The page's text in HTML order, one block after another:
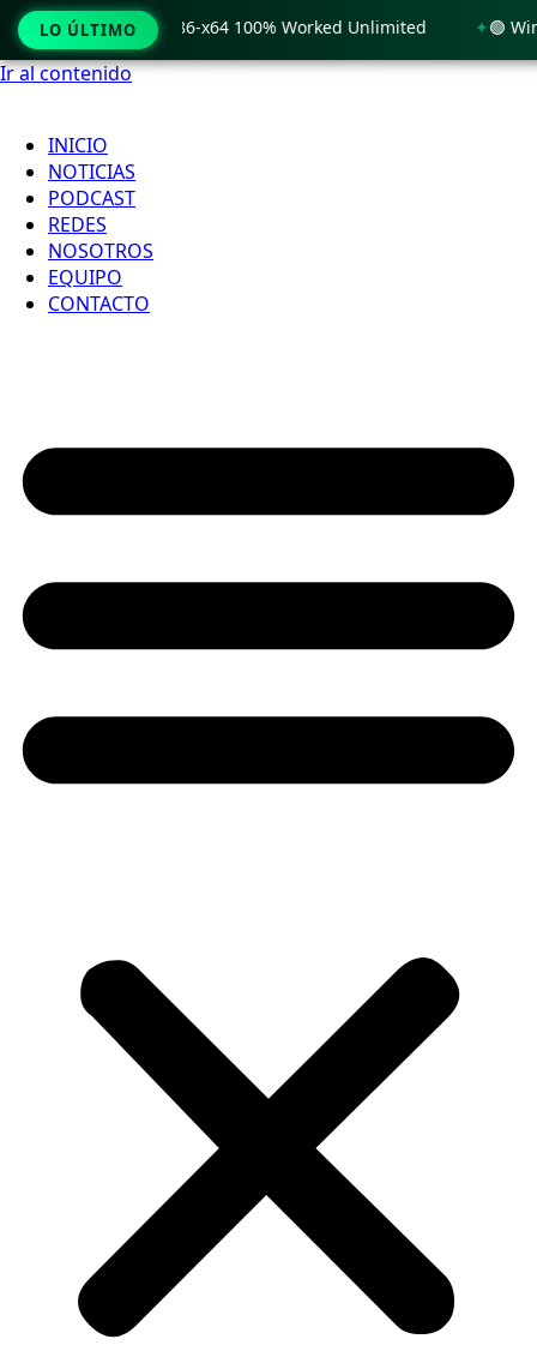
Ir al contenido
INICIO
NOTICIAS
PODCAST
REDES
NOSOTROS
EQUIPO
CONTACTO
LO ÚLTIMO
11 x86-x64 100% Worked Unlimited 🟢 WinRAR